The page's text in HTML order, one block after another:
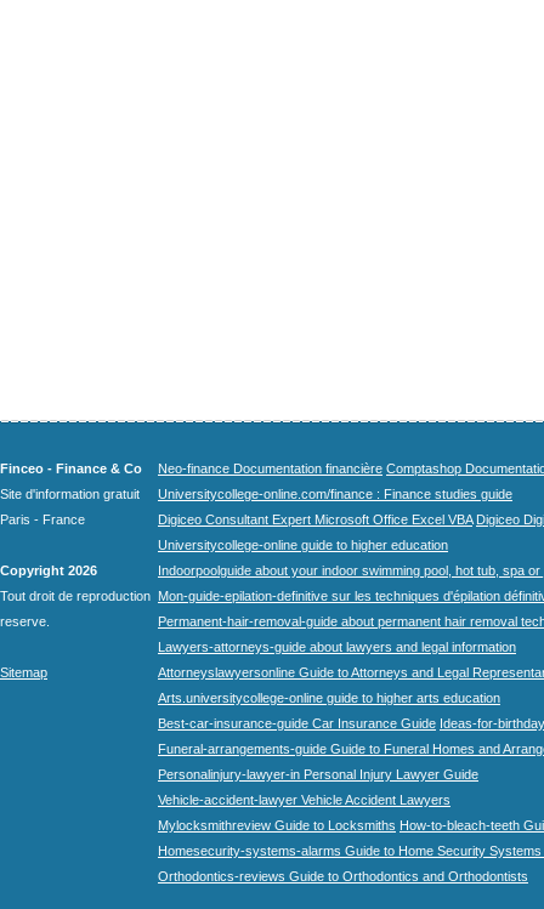
Finceo - Finance & Co
Site d'information gratuit
Paris - France
Copyright 2026
Tout droit de reproduction
reserve.
Sitemap
Neo-finance Documentation financière Comptashop
Universitycollege-online.com/finance : Finance studies guide
Digiceo Consultant Expert Microsoft Office Excel VBA Digiceo
Universitycollege-online guide to higher education
Indoorpoolguide about your indoor swimming pool, hot tub, spa
Mon-guide-epilation-definitive sur les techniques d'épilation
Permanent-hair-removal-guide about permanent hair removal
Lawyers-attorneys-guide about lawyers and legal information
Attorneyslawyersonline Guide to Attorneys and Legal
Arts.universitycollege-online guide to higher arts education
Best-car-insurance-guide Car Insurance Guide Ideas-for-
Funeral-arrangements-guide Guide to Funeral Homes and
Personalinjury-lawyer-in Personal Injury Lawyer Guide
Vehicle-accident-lawyer Vehicle Accident Lawyers
Mylocksmithreview Guide to Locksmiths How-to-bleach-teeth
Homesecurity-systems-alarms Guide to Home Security Systems
Orthodontics-reviews Guide to Orthodontics and Orthodontists